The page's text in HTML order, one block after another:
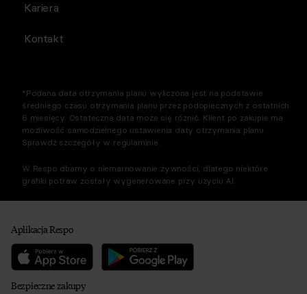
Kariera
Kontakt
*Podana data otrzymania planu wyliczona jest na podstawie
średniego czasu otrzymania planu przez podopiecznych z ostatnich
6 miesięcy. Ostateczna data może się różnić. Klient po zakupie ma
możliwość samodzielnego ustawienia daty otrzymania planu.
Sprawdź szczegóły w regulaminie.
W Respo dbamy o niemarnowanie żywności, dlatego niektóre
grafiki potraw zostały wygenerowane przy użyciu AI.
Aplikacja Respo
Bezpieczne zakupy